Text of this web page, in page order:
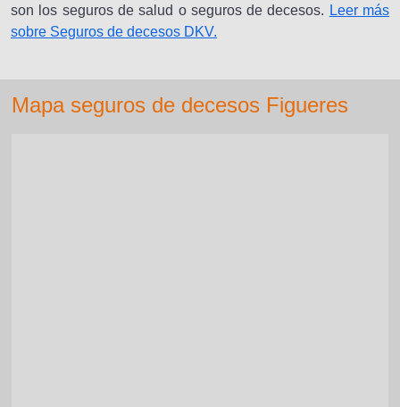
son los seguros de salud o seguros de decesos. Leer más
sobre Seguros de decesos DKV.
Mapa seguros de decesos Figueres